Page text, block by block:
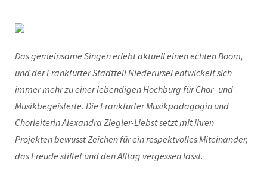
Das gemeinsame Singen erlebt aktuell einen echten Boom,
und der Frankfurter Stadtteil Niederursel entwickelt sich
immer mehr zu einer lebendigen Hochburg für Chor- und
Musikbegeisterte. Die Frankfurter Musikpädagogin und
Chorleiterin Alexandra Ziegler-Liebst setzt mit ihren
Projekten bewusst Zeichen für ein respektvolles Miteinander,
das Freude stiftet und den Alltag vergessen lässt.